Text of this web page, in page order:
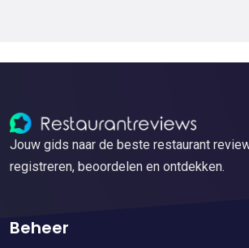
Jouw gids naar de beste restaurant
registreren, beoordelen en ontdekken.
Beheer